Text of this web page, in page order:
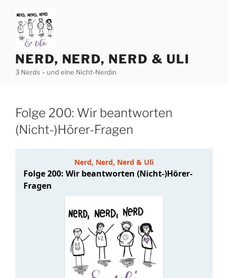
Inhalt
springen
NERD, NERD, NERD & ULI
3 Nerds – und eine Nicht-Nerdin
Folge 200: Wir beantworten
(Nicht-)Hörer-Fragen